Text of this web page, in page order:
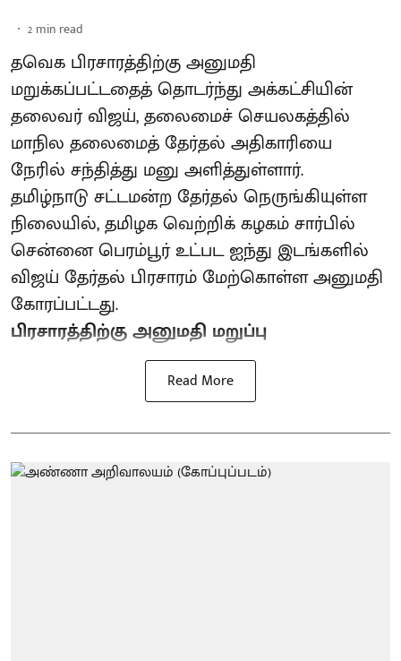
2 min read
தவெக பிரசாரத்திற்கு அனுமதி
மறுக்கப்பட்டதைத் தொடர்ந்து அக்கட்சியின்
தலைவர் விஜய், தலைமைச் செயலகத்தில்
மாநில தலைமைத் தேர்தல் அதிகாரியை
நேரில் சந்தித்து மனு அளித்துள்ளார்.
தமிழ்நாடு சட்டமன்ற தேர்தல் நெருங்கியுள்ள
நிலையில், தமிழக வெற்றிக் கழகம் சார்பில்
சென்னை பெரம்பூர் உட்பட ஐந்து இடங்களில்
விஜய் தேர்தல் பிரசாரம் மேற்கொள்ள அனுமதி
கோரப்பட்டது.
பிரசாரத்திற்கு அனுமதி மறுப்பு
Read More